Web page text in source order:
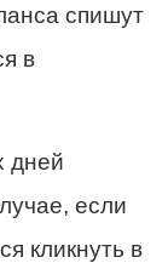
спишут
в
дней
если
кликнуть в